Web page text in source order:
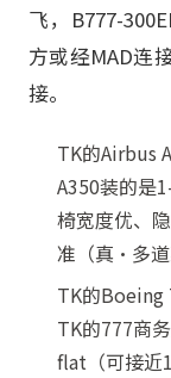
飞，B777-
方或经MAD连
接。
TK的Airbus
A350装的是
椅宽度优、
准（真·多道
TK的
TK的777商
flat（可接近